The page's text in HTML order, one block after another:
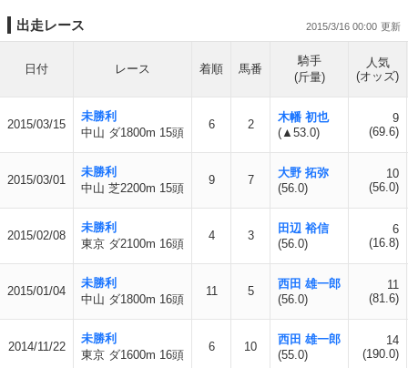
出走レース 2015/3/16 00:00
日付 レース 着順 馬番
騎手
(斤量)
人気
(オッズ)
2015/03/15
未勝利
中山 ダ1800m 15頭
6 2
木幡 初也
(▲53.0)
9
(69.6)
2015/03/01
未勝利
中山 芝2200m 15頭
9 7
大野 拓弥
(56.0)
10
(56.0)
2015/02/08
未勝利
東京 ダ2100m 16頭
4 3
田辺 裕信
(56.0)
6
(16.8)
2015/01/04
未勝利
中山 ダ1800m 16頭
11 5
西田 雄一郎
(56.0)
11
(81.6)
2014/11/22
未勝利
東京 ダ1600m 16頭
6 10
西田 雄一郎
(55.0)
14
(190.0)